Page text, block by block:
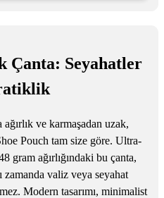
Seyahatler
ve karmaşadan uzak,
Pouch tam size göre. Ultra-
gram ağırlığındaki bu çanta,
zamanda valiz veya seyahat
Modern tasarımı, minimalist